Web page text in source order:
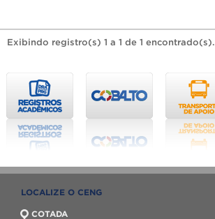
Exibindo registro(s) 1 a 1 de 1 encontrado(s).
LOCALIZE O CENG
COTADA